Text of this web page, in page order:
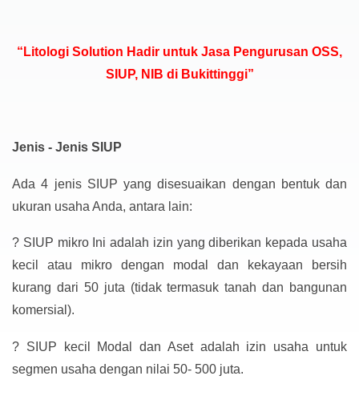
“Litologi Solution Hadir untuk Jasa Pengurusan OSS,
SIUP, NIB di Bukittinggi”
Jenis - Jenis SIUP
Ada 4 jenis SIUP yang disesuaikan dengan bentuk dan
ukuran usaha Anda, antara lain:
? SIUP mikro Ini adalah izin yang diberikan kepada usaha
kecil atau mikro dengan modal dan kekayaan bersih
kurang dari 50 juta (tidak termasuk tanah dan bangunan
komersial).
? SIUP kecil Modal dan Aset adalah izin usaha untuk
segmen usaha dengan nilai 50- 500 juta.